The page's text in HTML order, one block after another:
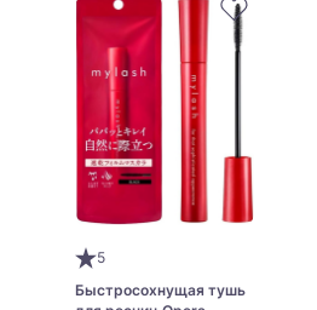
5
Быстросохнущая тушь